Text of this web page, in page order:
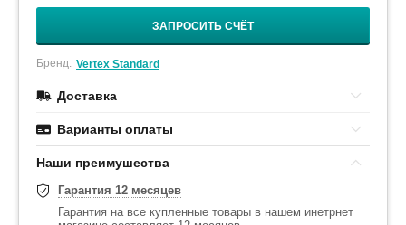
ЗАПРОСИТЬ СЧЁТ
Бренд: Vertex Standard
Доставка
Варианты оплаты
Наши преимушества
Гарантия 12 месяцев
Гарантия на все купленные товары в нашем инетрнет